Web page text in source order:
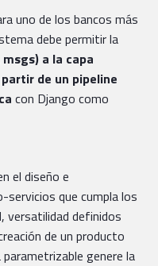
uno de los bancos más
debe permitir la
a la capa
de un pipeline
con Django como
el diseño e
servicios que cumpla los
versatilidad definidos
de un producto
genere la